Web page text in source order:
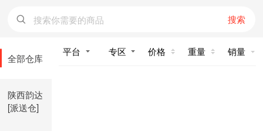
搜索
全部仓库
陕西韵达
[派送仓]
价格 重量 销量